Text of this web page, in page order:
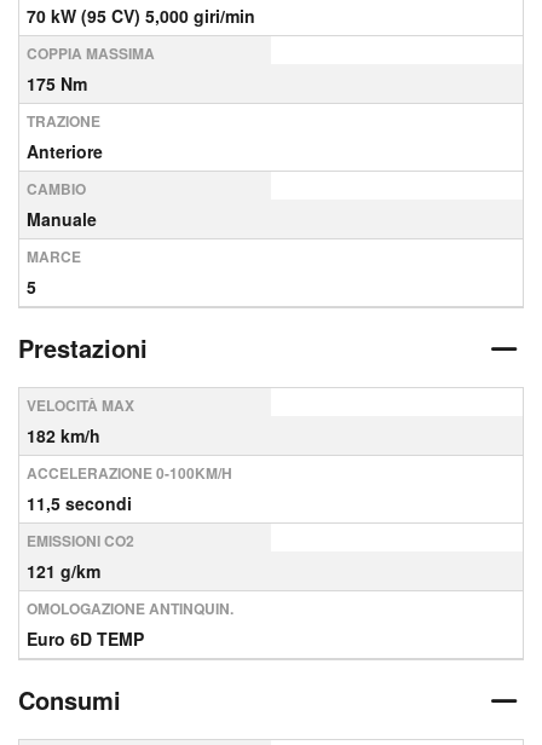
70 kW (95 CV) 5,000 giri/min
COPPIA MASSIMA
175 Nm
TRAZIONE
Anteriore
CAMBIO
Manuale
MARCE
5
Prestazioni
VELOCITÀ MAX
182 km/h
ACCELERAZIONE 0-100KM/H
11,5 secondi
EMISSIONI CO2
121 g/km
OMOLOGAZIONE ANTINQUIN.
Euro 6D TEMP
Consumi